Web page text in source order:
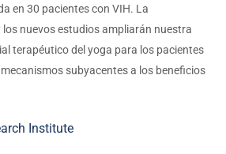
en 30 pacientes con VIH. La
nuevos estudios ampliarán nuestra
terapéutico del yoga para los pacientes
subyacentes a los beneficios
Institute